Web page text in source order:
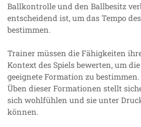
Ballkontrolle und den Ballbesitz
entscheidend ist, um das Tempo
bestimmen.
Trainer müssen die Fähigkeiten
Kontext des Spiels bewerten, um
geeignete Formation zu bestimmen.
Üben dieser Formationen stellt
sich wohlfühlen und sie unter
können.